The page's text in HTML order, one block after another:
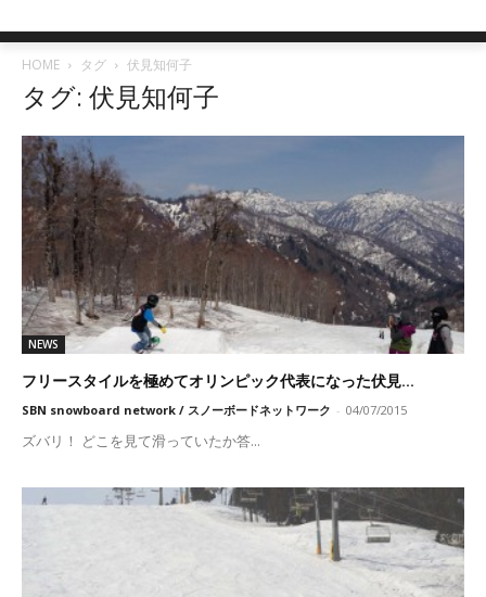
HOME タグ 伏見知何子
タグ: 伏見知何子
NEWS
フリースタイルを極めてオリンピック代表になった伏見...
SBN snowboard network / スノーボードネットワーク - 04/07/2015
ズバリ！ どこを見て滑っていたか答...